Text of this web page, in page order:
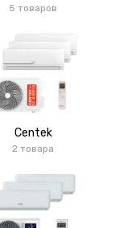
5 товаров
Centek
2 товара